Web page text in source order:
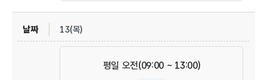
13(목)
평일 오전(09:00 ~ 13:00)